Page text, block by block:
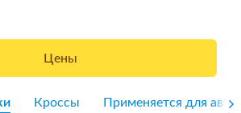
Цены
Кроссы Применяется для авто